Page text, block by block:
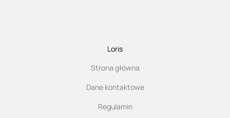
Loris
Strona główna
Dane kontaktowe
Regulamin